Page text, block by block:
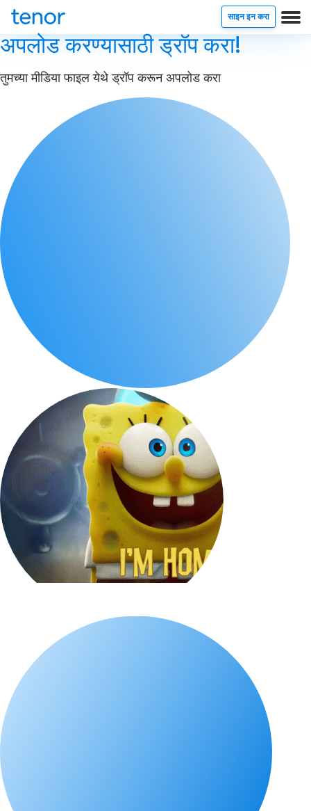
साइन इन करा
अपलोड करण्यासाठी ड्रॉप करा!
तुमच्या मीडिया फाइल येथे ड्रॉप करून अपलोड करा